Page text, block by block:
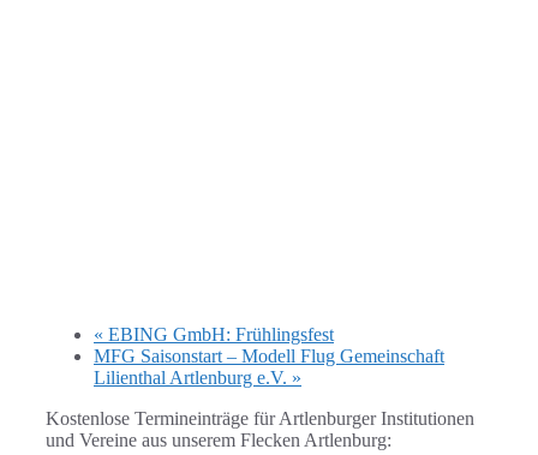
« EBING GmbH: Frühlingsfest
MFG Saisonstart – Modell Flug Gemeinschaft
Lilienthal Artlenburg e.V. »
Kostenlose Termineinträge für Artlenburger Institutionen
und Vereine aus unserem Flecken Artlenburg: